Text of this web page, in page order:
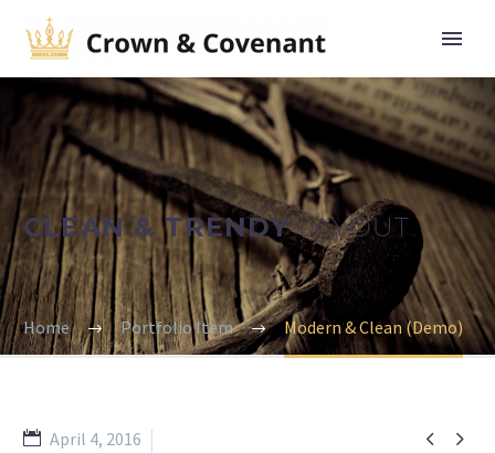
CLEAN & TRENDYLAYOUT
Home Portfolio Item Modern & Clean (Demo)
 
April 4, 2016